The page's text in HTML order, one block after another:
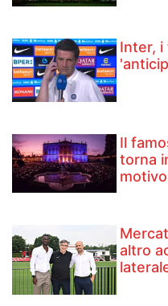
Inter, i
Il
torna
altro